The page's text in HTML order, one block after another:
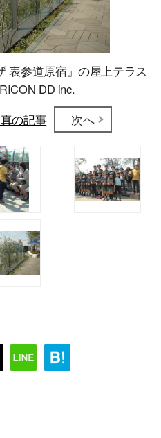
表参道原宿』の屋上テラス
DD inc.
の記事 次へ